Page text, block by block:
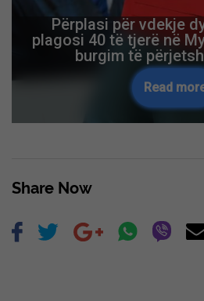
Përplasi për vdekje
plagosi 40 të tjerë në
burgim të
Read
Share Now